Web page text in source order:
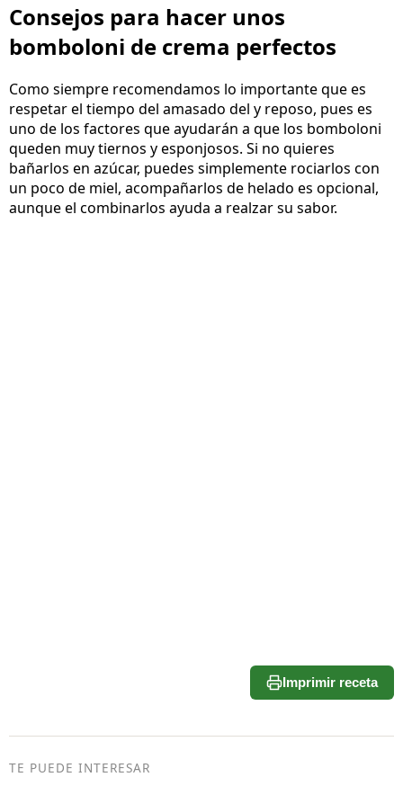
Consejos para hacer unos
bomboloni de crema perfectos
Como siempre recomendamos lo importante que es
respetar el tiempo del amasado del y reposo, pues es
uno de los factores que ayudarán a que los bomboloni
queden muy tiernos y esponjosos. Si no quieres
bañarlos en azúcar, puedes simplemente rociarlos con
un poco de miel, acompañarlos de helado es opcional,
aunque el combinarlos ayuda a realzar su sabor.
Imprimir receta
TE PUEDE INTERESAR